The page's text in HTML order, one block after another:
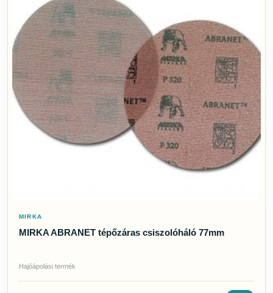
MIRKA
MIRKA ABRANET tépőzáras csiszolóháló 77mm
Hajóápolási termék